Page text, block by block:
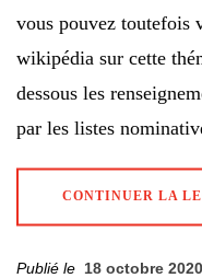
vous pouvez toutefois
wikipédia sur cette
dessous les
par les listes
CONTINUER LA
Publié le 18 octobre 2020